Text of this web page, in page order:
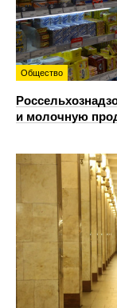
Общество
и молочную